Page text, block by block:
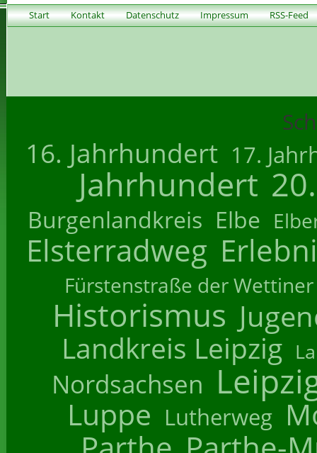
Start Kontakt Datenschutz Impressum RSS-Feed
16. Jahrhundert 17.
Jahrhundert
Burgenlandkreis Elbe
Elsterradweg
Fürstenstraße der Wettiner
Historismus
Landkreis Leipzig
Nordsachsen
Luppe Lutherweg